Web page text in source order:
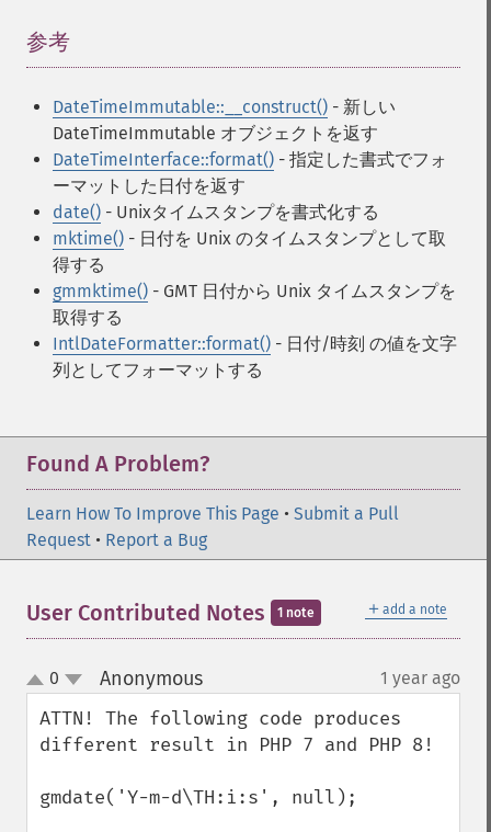
参考
DateTimeImmutable::__construct() - 新しい
DateTimeImmutable オブジェクトを返す
DateTimeInterface::format() - 指定した書式でフォ
ーマットした日付を返す
date() - Unixタイムスタンプを書式化する
mktime() - 日付を Unix のタイムスタンプとして取
得する
gmmktime() - GMT 日付から Unix タイムスタンプを
取得する
IntlDateFormatter::format() - 日付/時刻 の値を文字
列としてフォーマットする
Found A Problem?
Learn How To Improve This Page • Submit a Pull
Request • Report a Bug
＋ add a note
User Contributed Notes 1 note
up
down
0 Anonymous¶ 1 year ago
ATTN! The following code produces
different result in PHP 7 and PHP 8!
gmdate('Y-m-d\TH:i:s', null);